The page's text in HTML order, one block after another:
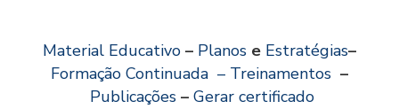
Material Educativo – Planos e Estratégias–
Formação Continuada – Treinamentos –
Publicações– Gerar certificado